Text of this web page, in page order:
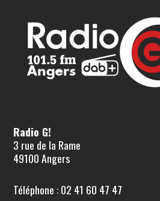
Radio G!
3 rue de la Rame
49100 Angers
Téléphone : 02 41 60 47 47